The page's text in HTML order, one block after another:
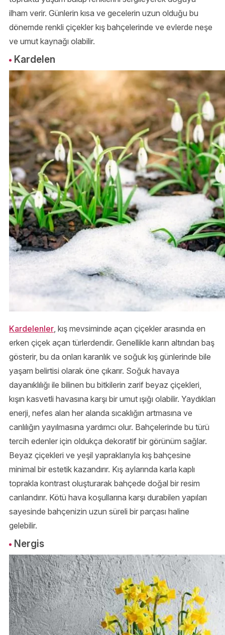
ilham verir. Günlerin kısa ve gecelerin uzun olduğu bu
dönemde renkli çiçekler kış bahçelerinde ve evlerde neşe
ve umut kaynağı olabilir.
Kardelen
Kardelenler, kış mevsiminde açan çiçekler arasında en
erken çiçek açan türlerdendir. Genellikle karın altından baş
gösterir, bu da onları karanlık ve soğuk kış günlerinde bile
yaşam belirtisi olarak öne çıkarır. Soğuk havaya
dayanıklılığı ile bilinen bu bitkilerin zarif beyaz çiçekleri,
kışın kasvetli havasına karşı bir umut ışığı olabilir. Yaydıkları
enerji, nefes alan her alanda sıcaklığın artmasına ve
canlılığın yayılmasına yardımcı olur. Bahçelerinde bu türü
tercih edenler için oldukça dekoratif bir görünüm sağlar.
Beyaz çiçekleri ve yeşil yapraklarıyla kış bahçesine
minimal bir estetik kazandırır. Kış aylarında karla kaplı
toprakla kontrast oluşturarak bahçede doğal bir resim
canlandırır. Kötü hava koşullarına karşı durabilen yapıları
sayesinde bahçenizin uzun süreli bir parçası haline
gelebilir.
Nergis